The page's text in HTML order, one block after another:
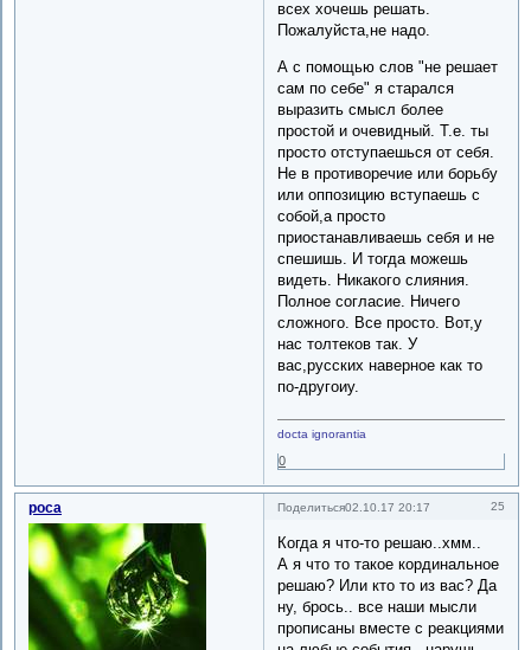
всех хочешь решать.
Пожалуйста,не надо.
А с помощью слов "не решает
сам по себе" я старался
выразить смысл более
простой и очевидный. Т.е. ты
просто отступаешься от себя.
Не в противоречие или борьбу
или оппозицию вступаешь с
собой,а просто
приостанавливаешь себя и не
спешишь. И тогда можешь
видеть. Никакого слияния.
Полное согласие. Ничего
сложного. Все просто. Вот,у
нас толтеков так. У
вас,русских наверное как то
по-другоиу.
docta ignorantia
0
Поделиться 25
02.10.17 20:17
роса
Когда я что-то решаю..хмм..
А я что то такое кординальное
решаю? Или кто то из вас? Да
ну, брось.. все наши мысли
прописаны вместе с реакциями